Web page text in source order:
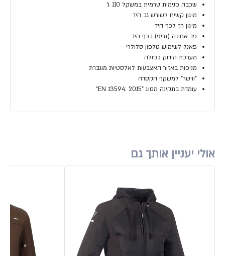
שכבה פנימית טרמית במשקל 110 ג'
מיגון קשיח לשורש גב היד
מיגון רך לכף היד
פד אחיזה (גריפ) בכף היד
פאנל לשימוש טלפון סלולרי
מערכת הידוק כפולה
מניפות באזור האצבעות לאלסטיות מוגברת
"ווישר" למשקף הקסדה
עומדת בתקינה מסוג "EN 13594: 2015"
אולי יעניין אותך גם